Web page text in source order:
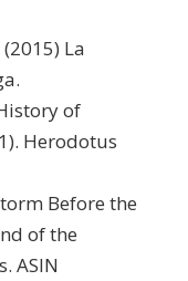
La
of
Herodotus
Before the
of the
ASIN